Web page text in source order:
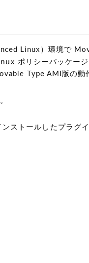
Linux）環境で
ポリシーパッケー
Type AMI版の
ストールしたプラグ